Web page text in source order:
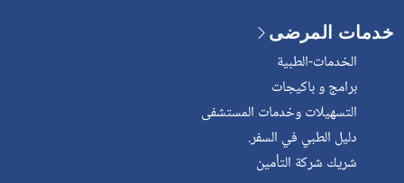
خدمات المرضى
الخدمات-الطبية
برامج و باكيجات
التسهيلات وخدمات المستشفى
دليل الطبي في السفر.
شريك شركة التأمين